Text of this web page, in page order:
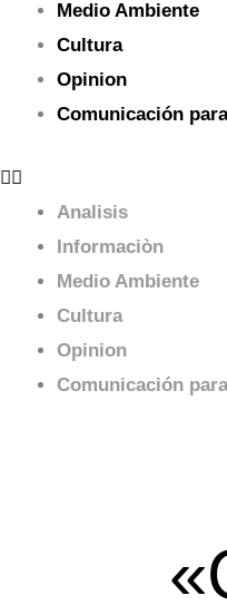
Medio Ambiente
Cultura
Opinion
Comunicación
Analisis
Informaciòn
Medio Ambiente
Cultura
Opinion
Comunicación